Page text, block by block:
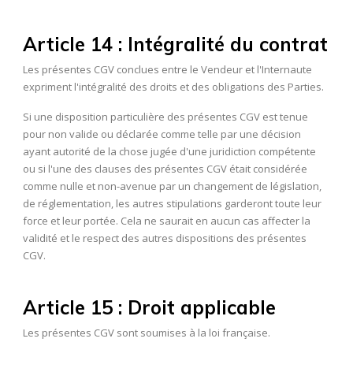
Article 14 : Intégralité du contrat
Les présentes CGV conclues entre le Vendeur et l'Internaute
expriment l'intégralité des droits et des obligations des Parties.
Si une disposition particulière des présentes CGV est tenue
pour non valide ou déclarée comme telle par une décision
ayant autorité de la chose jugée d'une juridiction compétente
ou si l'une des clauses des présentes CGV était considérée
comme nulle et non-avenue par un changement de législation,
de réglementation, les autres stipulations garderont toute leur
force et leur portée. Cela ne saurait en aucun cas affecter la
validité et le respect des autres dispositions des présentes
CGV.
Article 15 : Droit applicable
Les présentes CGV sont soumises à la loi française.